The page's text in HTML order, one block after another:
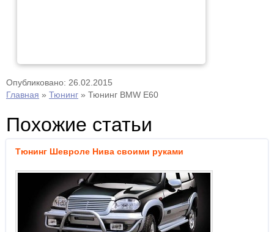
Опубликовано: 26.02.2015
Главная » Тюнинг » Тюнинг BMW E60
Похожие статьи
Тюнинг Шевроле Нива своими руками